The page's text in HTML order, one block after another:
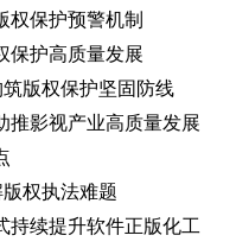
权保护预警机制
保护高质量发展
版权保护坚固防线
推影视产业高质量发展
权执法难题
持续提升软件正版化工